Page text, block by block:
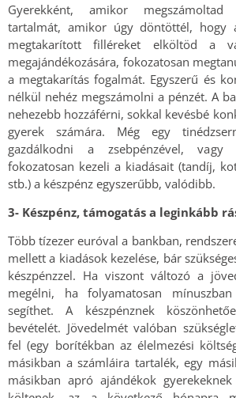
Gyerekként, amikor megszámoltad
tartalmát, amikor úgy döntöttél, hogy
megtakarított filléreket elköltöd a
megajándékozására, fokozatosan
a megtakarítás fogalmát. Egyszerű és
nélkül nehéz megszámolni a pénzét. A
nehezebb hozzáférni, sokkal kevésbé
gyerek számára. Még egy
gazdálkodni a zsebpénzével,
fokozatosan kezeli a kiadásait (tandíj,
stb.) a készpénz egyszerűbb, valódibb.
3- Készpénz, támogatás a leginkább
Több tízezer euróval a bankban,
mellett a kiadások kezelése, bár
készpénzzel. Ha viszont változó a
megélni, ha folyamatosan
segíthet. A készpénznek
bevételét. Jövedelmét valóban
fel (egy borítékban az élelmezési
másikban a számláira tartalék, egy
másikban apró ajándékok